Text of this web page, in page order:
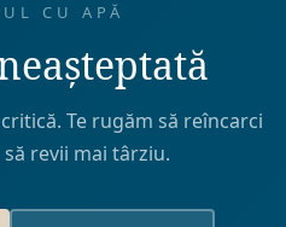
CU APĂ
Te rugăm să reîncarci
revii mai târziu.